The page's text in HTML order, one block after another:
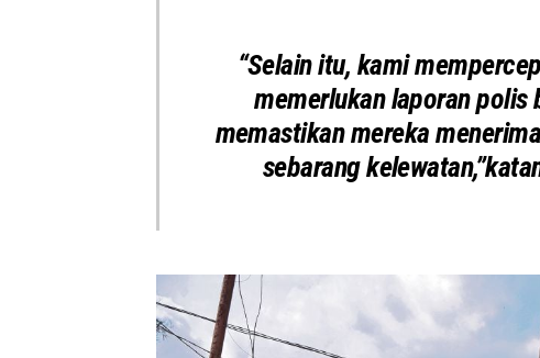
“Selain itu, kami
memerlukan laporan polis
memastikan mereka
sebarang